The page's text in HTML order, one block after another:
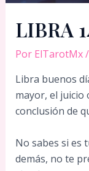
LIBRA
Por ElTarotMx/
Libra buenos
mayor, el juicio
conclusión de
No sabes si es
demás, no te